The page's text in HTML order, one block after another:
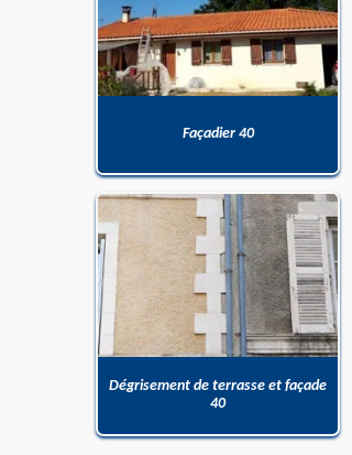
Façadier 40
Dégrisement de terrasse et façade
40